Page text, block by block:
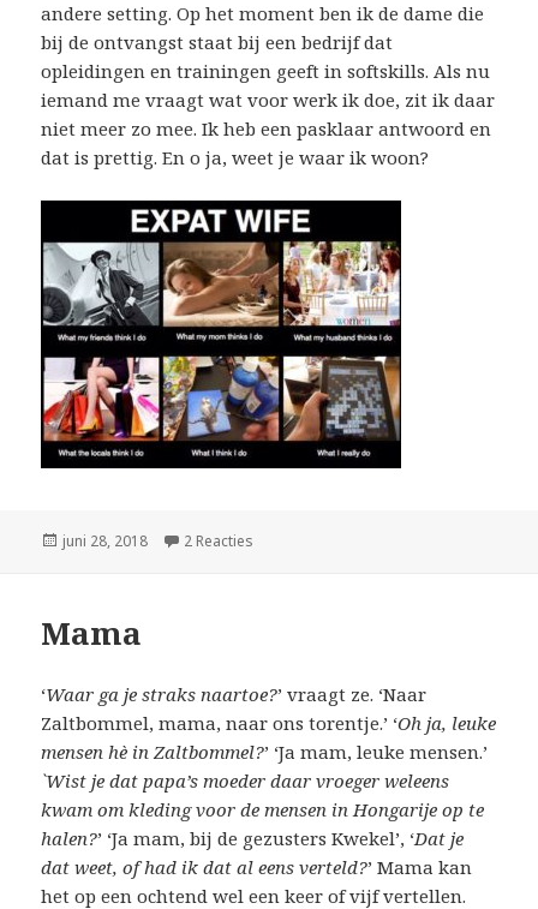
andere setting. Op het moment ben ik de dame die
bij de ontvangst staat bij een bedrijf dat
opleidingen en trainingen geeft in softskills. Als nu
iemand me vraagt wat voor werk ik doe, zit ik daar
niet meer zo mee. Ik heb een pasklaar antwoord en
dat is prettig. En o ja, weet je waar ik woon?
Geplaatst
juni 28, 2018 2 Reacties
Mama
‘Waar ga je straks naartoe?’ vraagt ze. ‘Naar
Zaltbommel, mama, naar ons torentje.’ ‘Oh ja, leuke
mensen hè in Zaltbommel?’ ‘Ja mam, leuke mensen.’
`Wist je dat papa’s moeder daar vroeger weleens
kwam om kleding voor de mensen in Hongarije op te
halen?’ ‘Ja mam, bij de gezusters Kwekel’, ‘Dat je
dat weet, of had ik dat al eens verteld?’ Mama kan
het op een ochtend wel een keer of vijf vertellen.